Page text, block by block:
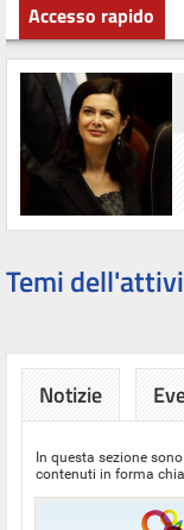
Accesso rapido
Temi
Notizie
In questa sezione
contenuti in forma